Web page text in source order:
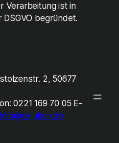
Verarbeitung ist in
begründet.
2, 50677
0221 169 70 05 E-
info@celution.de